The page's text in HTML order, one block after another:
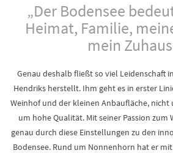
„Der Bodensee
Heimat, Familie,
mein
Genau deshalb fließt so viel Leidenschaft
Hendriks herstellt. Ihm geht es in erster
Weinhof und der kleinen Anbaufläche, nicht
um hohe Qualität. Mit seiner Passion zum
genau durch diese Einstellungen zu den
Bodensee. Rund um Nonnenhorn hat er